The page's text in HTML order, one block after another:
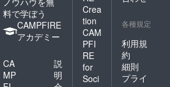
料で学ぼう
CAMPFIRE
アカデミー
CA
MP
説
明
Crea
tion
CAM
PFI
RE
for
Soci
各種規定
利用規
約
細則
プライ